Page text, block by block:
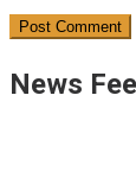
News